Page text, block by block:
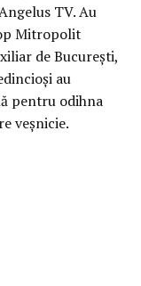
TV. Au
Mitropolit
de București,
au
pentru odihna
veșnicie.